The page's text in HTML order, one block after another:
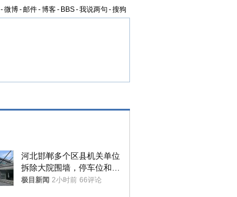
-微博-邮件-博客- BBS-我说两句 -搜狗
河北邯郸多个区县机关单位
拆除大院围墙，停车位和厕
所免费开放，当地多部门回
极目新闻 2小时前 66评论